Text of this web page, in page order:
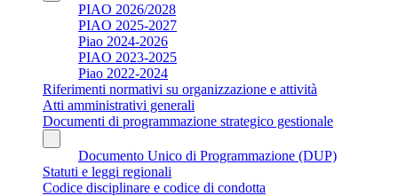
PIAO 2026/2028
PIAO 2025-2027
Piao 2024-2026
PIAO 2023-2025
Piao 2022-2024
Riferimenti normativi su organizzazione e attività
Atti amministrativi generali
Documenti di programmazione strategico gestionale
Documento Unico di Programmazione (DUP)
Statuti e leggi regionali
Codice disciplinare e codice di condotta